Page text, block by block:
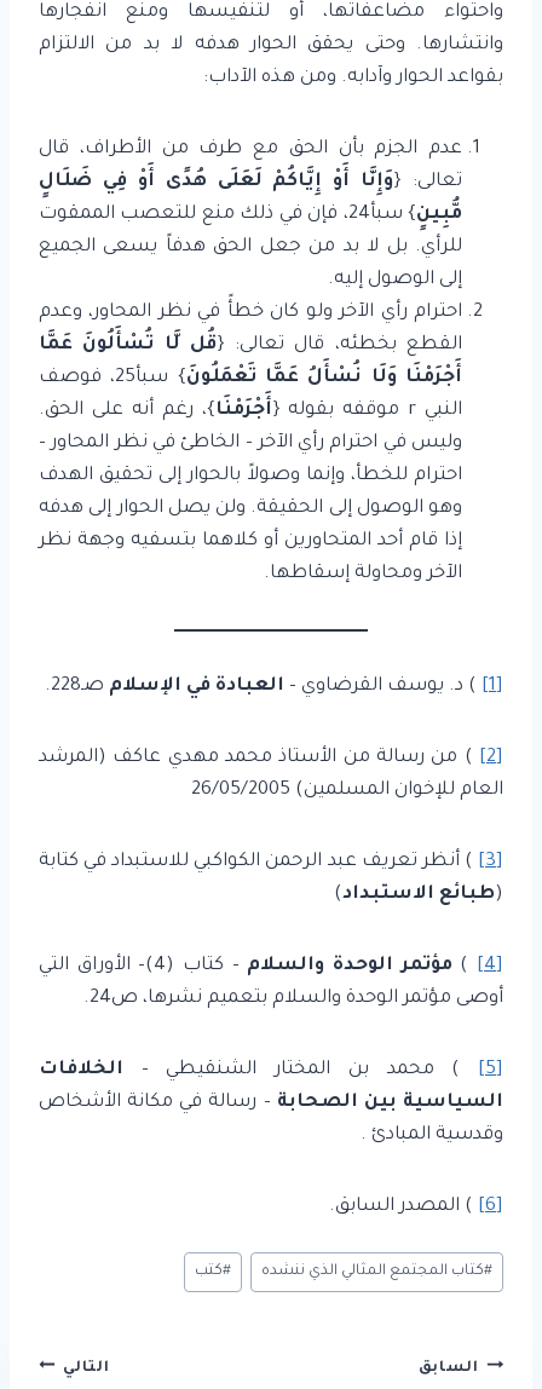
واحتواء مضاعفاتها، أو لتنفيسها ومنع انفجارها
وانتشارها. وحتى يحقق الحوار هدفه لا بد من الالتزام
بقواعد الحوار وآدابه. ومن هذه الآداب:
عدم الجزم بأن الحق مع طرف من الأطراف، قال
تعالى: {وَإِنَّا أَوْ إِيَّاكُمْ لَعَلَى هُدًى أَوْ فِي ضَلَالٍ
مُّبِينٍ
} سبأ24، فإن في ذلك منع للتعصب الممقوت
للرأي. بل لا بد من جعل الحق هدفاً يسعى الجميع
إلى الوصول إليه.
احترام رأي الآخر ولو كان خطأً في نظر المحاور، وعدم
القطع بخطئه، قال تعالى: {قُل لَّا تُسْأَلُونَ عَمَّا
أَجْرَمْنَا وَلَا نُسْأَلُ عَمَّا تَعْمَلُونَ
} سبأ25، فوصف
النبي r موقفه بقوله {
أَجْرَمْنَا}، رغم أنه على الحق.
وليس في احترام رأي الآخر – الخاطئ في نظر المحاور –
احترام للخطأ، وإنما وصولاً بالحوار إلى تحقيق الهدف
وهو الوصول إلى الحقيقة. ولن يصل الحوار إلى هدفه
إذا قام أحد المتحاورين أو كلاهما بتسفيه وجهة نظر
الآخر ومحاولة إسقاطها.
[1] ) د. يوسف القرضاوي – العبادة في الإسلام صـ228.
[2]
) من رسالة من الأستاذ محمد مهدي عاكف (المرشد
العام للإخوان المسلمين) 26/05/2005
[3]
) أنظر تعريف عبد الرحمن الكواكبي للاستبداد في كتابة
(طبائع الاستبداد)
[4]
) مؤتمر الوحدة والسلام
– كتاب (4)– الأوراق التي
أوصى مؤتمر الوحدة والسلام بتعميم نشرها، ص24.
[5] ) محمد بن المختار الشنقيطي –
الخلافات
السياسية بين الصحابة – رسالة في مكانة الأشخاص
وقدسية المبادئ .
[6] ) المصدر السابق.
وسوم
المقال:
#كتاب المجتمع المثالي الذي ننشده #كتب
تصفّح
السابق التالي